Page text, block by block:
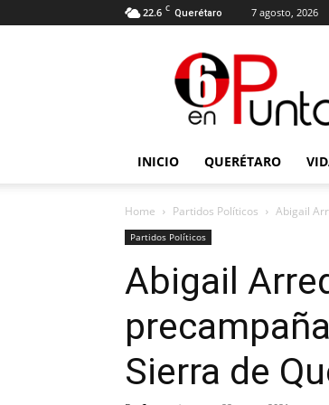
22.6 C Querétaro 7 agosto, 2026
punto
INICIO QUERÉTARO
Home Partidos Políticos Abigail
Partidos Políticos
Abigail
Sierra de